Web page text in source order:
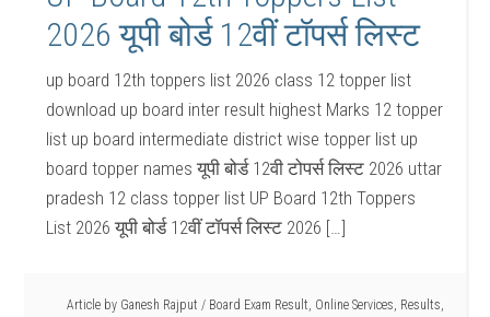
2026 यूपी बोर्ड 12वीं टॉपर्स लिस्ट
up board 12th toppers list 2026 class 12 topper list
download up board inter result highest Marks 12 topper
list up board intermediate district wise topper list up
board topper names यूपी बोर्ड 12वी टोपर्स लिस्ट 2026 uttar
pradesh 12 class topper list UP Board 12th Toppers
List 2026 यूपी बोर्ड 12वीं टॉपर्स लिस्ट 2026 […]
Article by Ganesh Rajput / Board Exam Result, Online Services, Results,